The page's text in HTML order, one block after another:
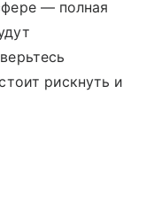
— полная
рискнуть и